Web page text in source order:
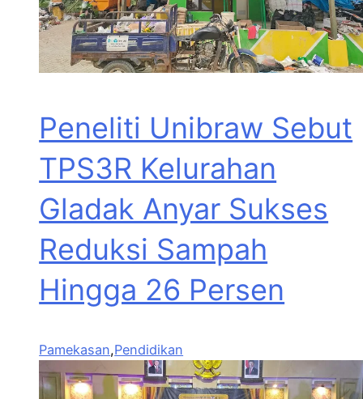
Peneliti Unibraw Sebut
TPS3R Kelurahan
Gladak Anyar Sukses
Reduksi Sampah
Hingga 26 Persen
Pamekasan,Pendidikan